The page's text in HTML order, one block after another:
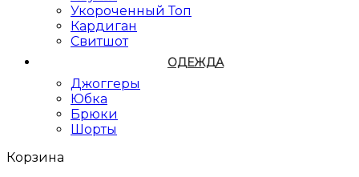
Укороченный Топ
Кардиган
Свитшот
ОДЕЖДА
Джоггеры
Юбка
Брюки
Шорты
Корзина